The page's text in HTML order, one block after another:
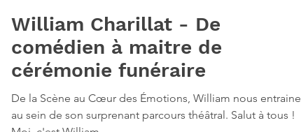
William Charillat - De
comédien à maitre de
cérémonie funéraire
De la Scène au Cœur des Émotions, William nous entraine
au sein de son surprenant parcours théâtral. Salut à tous !